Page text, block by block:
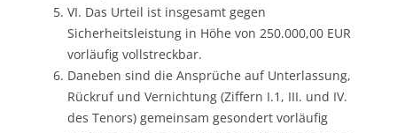
VI. Das Urteil ist insgesamt gegen
Sicherheitsleistung in Höhe von 250.000,00 EUR
vorläufig vollstreckbar.
Daneben sind die Ansprüche auf Unterlassung,
Rückruf und Vernichtung (Ziffern I.1, III. und IV.
des Tenors) gemeinsam gesondert vorläufig